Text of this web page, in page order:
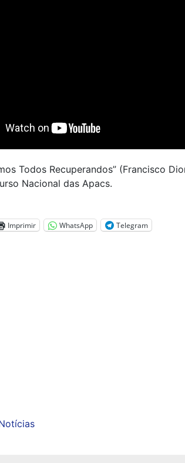
Todos Recuperandos” (Francisco
Nacional das Apacs.
Imprimir WhatsApp Telegram